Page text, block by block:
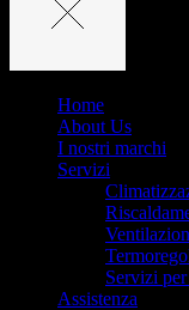
Home
About Us
I nostri marchi
Servizi
Servizi
Assistenza